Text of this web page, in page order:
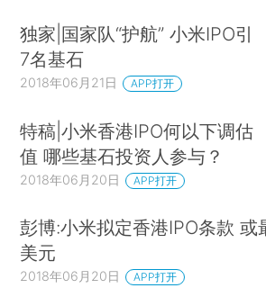
独家|国家队“护航” 小米IPO引
7名基石
2018年06月21日 APP打开
特稿|小米香港IPO何以下调估
值 哪些基石投资人参与？
2018年06月20日 APP打开
彭博:小米拟定香港IPO条款 或
美元
2018年06月20日 APP打开